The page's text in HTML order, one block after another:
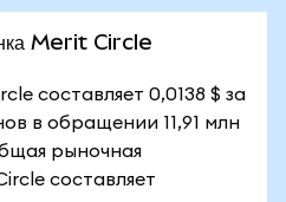
Merit Circle
составляет 0,0138 $ за
в обращении 11,91 млн
рыночная
составляет